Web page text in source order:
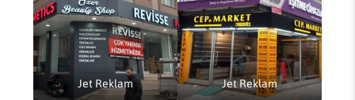
Jet Reklam Jet Reklam